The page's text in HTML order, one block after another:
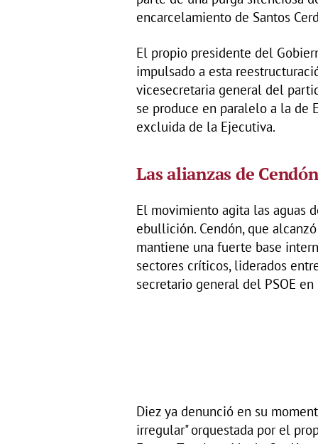
encarcelamiento de Santos
El propio presidente del
impulsado a esta
vicesecretaria general del
se produce en paralelo a la de
excluida de la Ejecutiva.
Las alianzas de
El movimiento agita las aguas
ebullición. Cendón, que
mantiene una fuerte base
sectores críticos, liderados
secretario general del PSOE
Diez ya denunció en su
irregular" orquestada por el